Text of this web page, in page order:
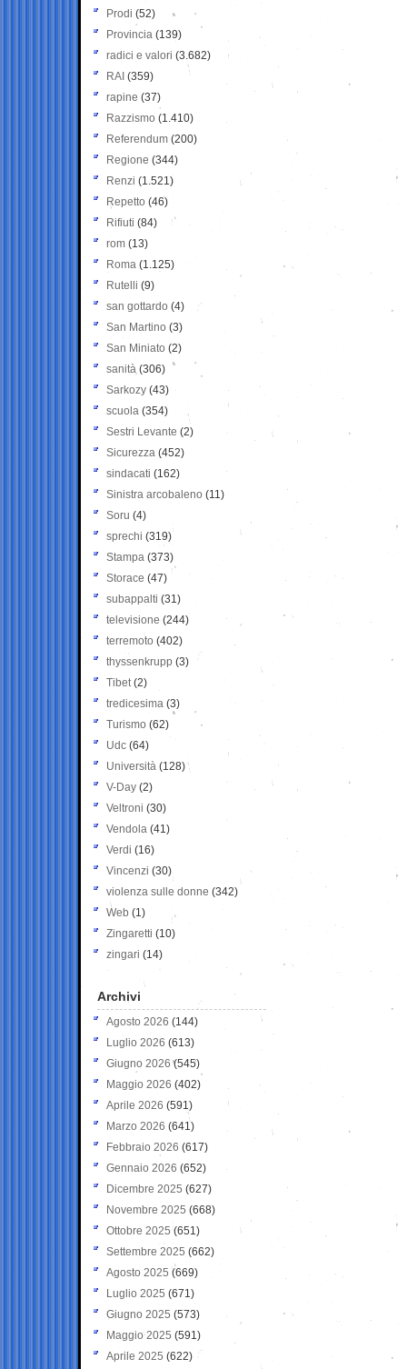
Prodi (52)
Provincia (139)
radici e valori (3.682)
RAI (359)
rapine (37)
Razzismo (1.410)
Referendum (200)
Regione (344)
Renzi (1.521)
Repetto (46)
Rifiuti (84)
rom (13)
Roma (1.125)
Rutelli (9)
san gottardo (4)
San Martino (3)
San Miniato (2)
sanità (306)
Sarkozy (43)
scuola (354)
Sestri Levante (2)
Sicurezza (452)
sindacati (162)
Sinistra arcobaleno (11)
Soru (4)
sprechi (319)
Stampa (373)
Storace (47)
subappalti (31)
televisione(244)
terremoto (402)
thyssenkrupp (3)
Tibet(2)
tredicesima (3)
Turismo (62)
Udc (64)
Università (128)
V-Day (2)
Veltroni (30)
Vendola (41)
Verdi (16)
Vincenzi (30)
violenza sulle donne (342)
Web (1)
Zingaretti (10)
zingari (14)
Archivi
Agosto 2026 (144)
Luglio 2026 (613)
Giugno 2026 (545)
Maggio 2026 (402)
Aprile 2026 (591)
Marzo 2026 (641)
Febbraio 2026 (617)
Gennaio 2026 (652)
Dicembre 2025 (627)
Novembre 2025 (668)
Ottobre 2025 (651)
Settembre 2025 (662)
Agosto 2025 (669)
Luglio 2025 (671)
Giugno 2025 (573)
Maggio 2025 (591)
Aprile 2025 (622)